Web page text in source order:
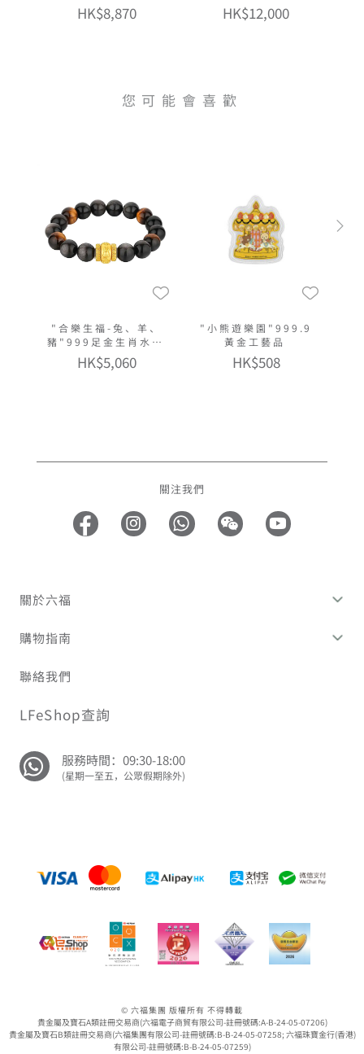
HK$8,870 HK$12,000
您可能會喜歡
"合樂生福-兔、羊、
豬"999足金生肖水晶
手鏈
HK$5,060
"小熊遊樂園"999.9
黃金工藝品
HK$508
關注我們
關於六福
購物指南
聯絡我們
LFeShop查詢
服務時間：09:30-18:00
(星期一至五，公眾假期除外)
© 六福集團 版權所有 不得轉載
貴金屬及寶石A類註冊交易商(六福電子商貿有限公司-註冊號碼:A-B-24-05-07206)
貴金屬及寶石B類註冊交易商(六福集團有限公司-註冊號碼:B-B-24-05-07258; 六福珠寶金行(香港)
有限公司-註冊號碼:B-B-24-05-07259)